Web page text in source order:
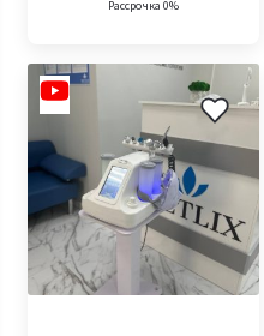
Рассрочка 0%